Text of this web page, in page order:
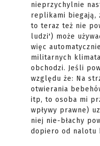
nieprzychylnie
replikami biegają,
to teraz też nie
ludzi') może
więc
militarnych
obchodzi. Jeśli
względu że: Na
otwierania
itp, to osoba mi
wpływy prawne)
niej nie-błachy
dopiero od nalotu